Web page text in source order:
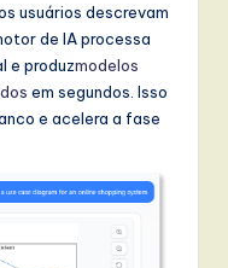
usuários descrevam
de IA processa
e produzmodelos
em segundos. Isso
e acelera a fase